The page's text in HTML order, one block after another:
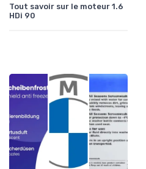
Tout savoir sur le moteur 1.6
HDi 90